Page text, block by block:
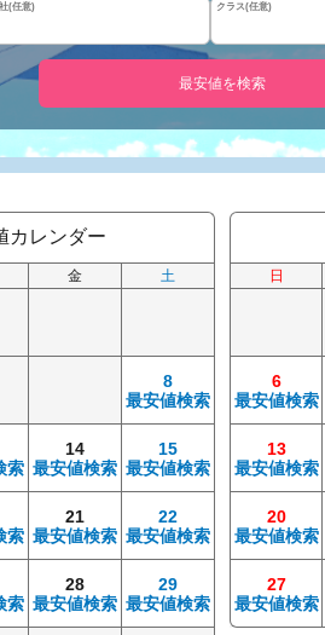
(任意) クラス(任意)
最安値を検索
カレンダー
金 土
8
最安値検索
索
14
最安値検索
15
最安値検索
索
21
最安値検索
22
最安値検索
索
28
最安値検索
29
最安値検索
日
6
最安値検索
13
最安値検索
20
最安値検索
27
最安値検索